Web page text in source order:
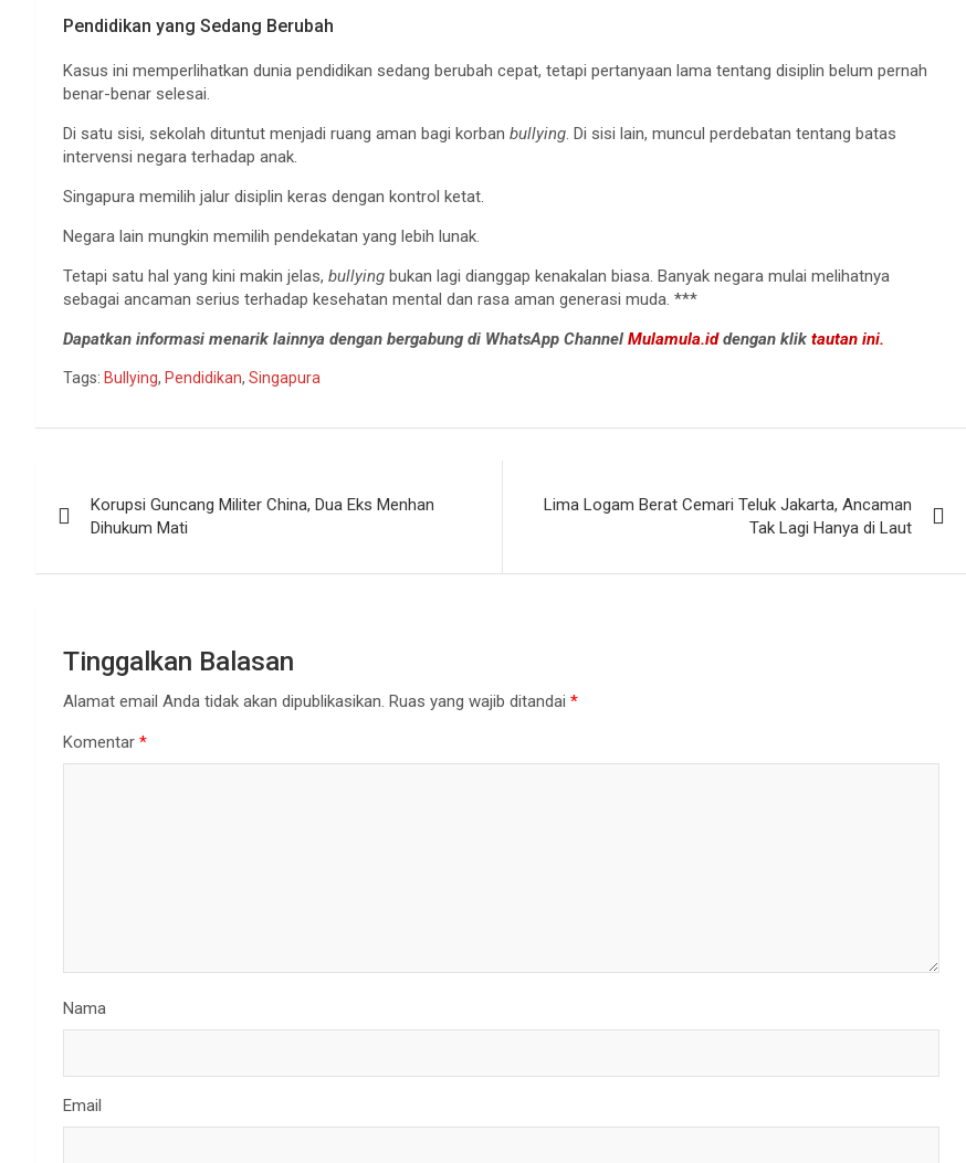
Pendidikan yang Sedang Berubah
Kasus ini memperlihatkan dunia pendidikan sedang berubah cepat, tetapi pertanyaan lama tentang disiplin belum pernah
benar-benar selesai.
Di satu sisi, sekolah dituntut menjadi ruang aman bagi korban bullying. Di sisi lain, muncul perdebatan tentang batas
intervensi negara terhadap anak.
Singapura memilih jalur disiplin keras dengan kontrol ketat.
Negara lain mungkin memilih pendekatan yang lebih lunak.
Tetapi satu hal yang kini makin jelas, bullying bukan lagi dianggap kenakalan biasa. Banyak negara mulai melihatnya
sebagai ancaman serius terhadap kesehatan mental dan rasa aman generasi muda. ***
Dapatkan informasi menarik lainnya dengan bergabung di WhatsApp Channel Mulamula.iddengan klik tautan ini.
Tags: Bullying, Pendidikan, Singapura
pos
Korupsi Guncang Militer China, Dua Eks Menhan
Dihukum Mati
Lima Logam Berat Cemari Teluk Jakarta, Ancaman
Tak Lagi Hanya di Laut
Tinggalkan Balasan
Alamat email Anda tidak akan dipublikasikan. Ruas yang wajib ditandai *
Komentar *
Nama
Email